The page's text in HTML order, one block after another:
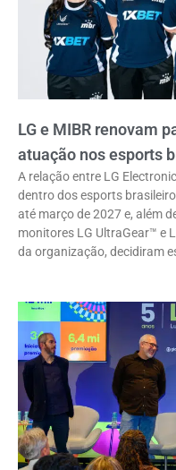
LG e MIBR renovam
atuação nos esports
A relação entre LG
dentro dos esports
até março de 2027 e, além
monitores LG UltraGear™ e
da organização, decidiram